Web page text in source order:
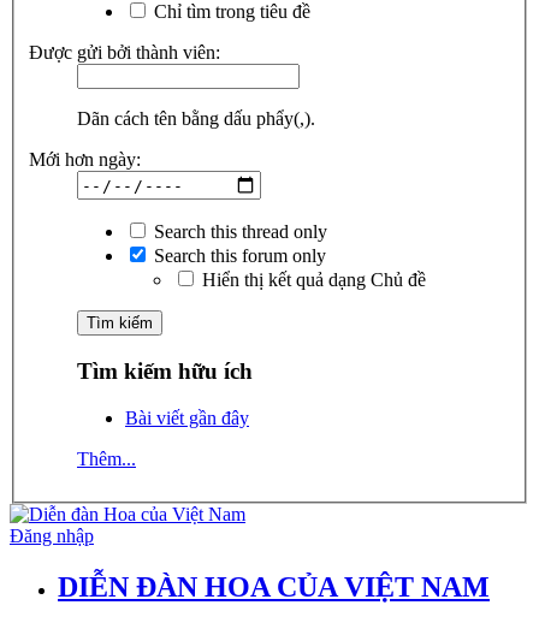
Chỉ tìm trong tiêu đề
Được gửi bởi thành viên:
Dãn cách tên bằng dấu phẩy(,).
Mới hơn ngày:
Search this thread only
Search this forum only
Hiển thị kết quả dạng Chủ đề
Tìm kiếm hữu ích
Bài viết gần đây
Thêm...
Đăng nhập
DIỄN ĐÀN HOA CỦA VIỆT NAM